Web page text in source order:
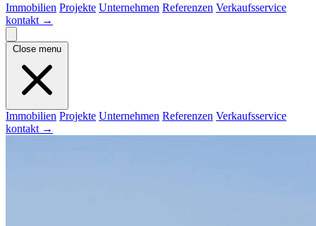
Immobilien Projekte Unternehmen Referenzen Verkaufsservice
kontakt →
Close menu
Immobilien Projekte Unternehmen Referenzen Verkaufsservice
kontakt →